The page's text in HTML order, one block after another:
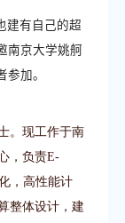
建有自己的超
南京大学姚舸
加。
。现工作于南
，负责E-
，高性能计
整体设计，建